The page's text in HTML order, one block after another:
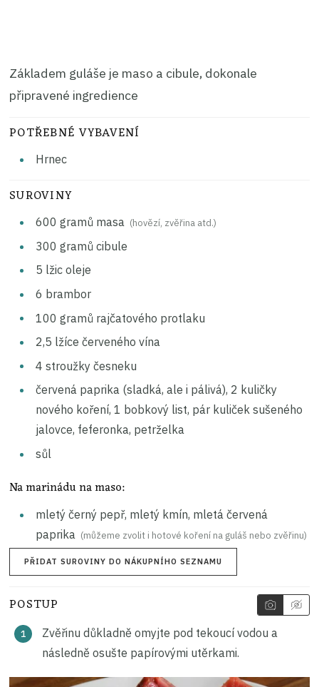
Základem guláše je maso a cibule, dokonale
připravené ingredience
POTŘEBNÉ VYBAVENÍ
Hrnec
SUROVINY
600 gramů masa (hovězí, zvěřina atd.)
300 gramů cibule
5 lžic oleje
6 brambor
100 gramů rajčatového protlaku
2,5 lžíce červeného vína
4 stroužky česneku
červená paprika (sladká, ale i pálivá), 2 kuličky
nového koření, 1 bobkový list, pár kuliček sušeného
jalovce, feferonka, petrželka
sůl
Na marinádu na maso:
mletý černý pepř, mletý kmín, mletá červená
paprika (můžeme zvolit i hotové koření na guláš nebo zvěřinu)
PŘIDAT SUROVINY DO NÁKUPNÍHO SEZNAMU
POSTUP
Zvěřinu důkladně omyjte pod tekoucí vodou a
následně osušte papírovými utěrkami.